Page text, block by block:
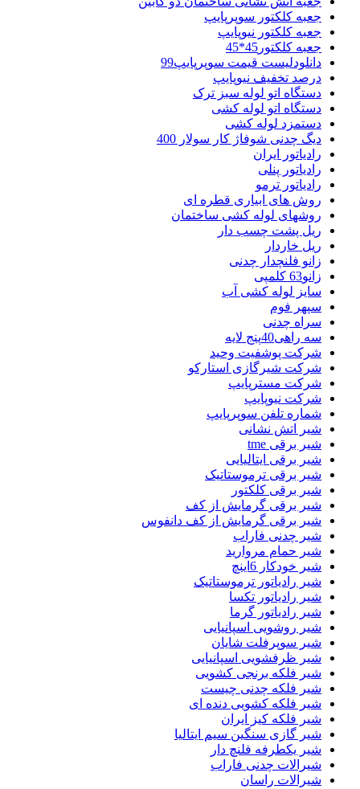
جعبه کلکتور سوپرپایپ
جعبه کلکتور نیوپایپ
جعبه کلکتور45*45
دانلودلیست قیمت سوپرپایپ99
درصد تخفیف نیوپایپ
دستگاه اتو لوله سبز ترک
دستگاه اتو لوله کشی
دستمزد لوله کشی
دیگ چدنی شوفاژ کار سولار 400
رادیاتور ایران
رادیاتور پنلی
رادیاتور ترمو
روش های ابیاری قطره ای
روشهای لوله کشی ساختمان
ریل پشت چسب دار
ریل خاردار
زانو فلنچدار چدنی
زانو63 کلمپی
سایز لوله کشی آب
سپهر فوم
سراه چدنی
سه راهی40پنج لایه
شرکت پوشفیت وحید
شرکت شیرگازی استارکو
شرکت مسترپایپ
شرکت نیوپایپ
شماره تلفن سوپرپایپ
شیر اتش نشانی
شیر برقی tme
شیر برقی ایتالیایی
شیر برقی ترموستاتیک
شیر برقی کلکتور
شیر برقی گرمایش از کف
شیر برقی گرمایش از کف دانفوس
شیر چدنی فاراب
شیر حمام مروارید
شیر خودکار 6اینچ
شیر رادیاتور ترموستاتیک
شیر رادیاتور تکسا
شیر رادیاتور گرما
شیر روشویی اسپانیایی
شیر سوپرفلت شایان
شیر ظرفشویی اسپانیایی
شیر فلکه برنجی کشویی
شیر فلکه چدنی چیست
شیر فلکه کشویی دنده ای
شیر فلکه کیز ایران
شیر گازی سنگین سیم ایتالیا
شیر یکطرفه فلنچ دار
شیرالات چدنی فاراب
شیرالات راسان